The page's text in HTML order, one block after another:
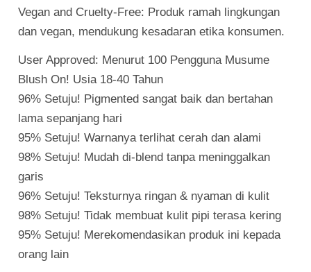
Vegan and Cruelty-Free: Produk ramah lingkungan
dan vegan, mendukung kesadaran etika konsumen.
User Approved: Menurut 100 Pengguna Musume
Blush On! Usia 18-40 Tahun
96% Setuju! Pigmented sangat baik dan bertahan
lama sepanjang hari
95% Setuju! Warnanya terlihat cerah dan alami
98% Setuju! Mudah di-blend tanpa meninggalkan
garis
96% Setuju! Teksturnya ringan & nyaman di kulit
98% Setuju! Tidak membuat kulit pipi terasa kering
95% Setuju! Merekomendasikan produk ini kepada
orang lain